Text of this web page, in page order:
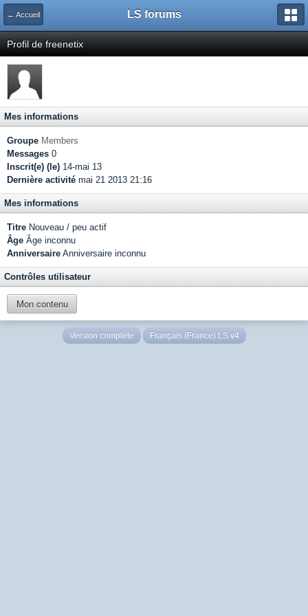
← Accueil LS forums
Profil de freenetix
Mes informations
Groupe Members
Messages 0
Inscrit(e) (le) 14-mai 13
Dernière activité mai 21 2013 21:16
Mes informations
Titre Nouveau / peu actif
Âge Âge inconnu
Anniversaire Anniversaire inconnu
Contrôles utilisateur
Mon contenu
Version complète Français (France) LS v4